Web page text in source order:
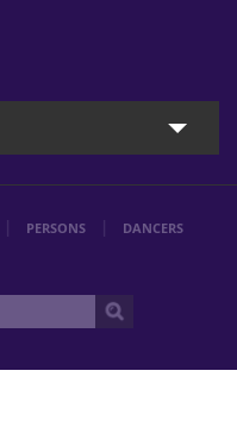
PERSONS
DANCERS